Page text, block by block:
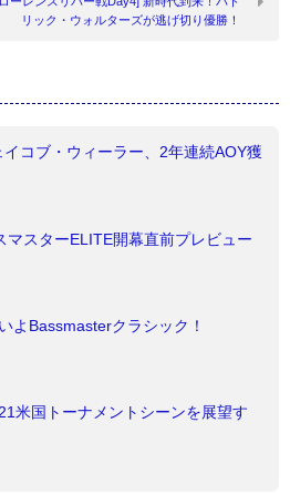
リック・ウォルターズが逃げ切り優勝！
イコブ・ウィーラー、2年連続AOY獲
マスターELITE開幕直前プレビュー
よBassmasterクラシック！
米国トーナメントシーンを展望す